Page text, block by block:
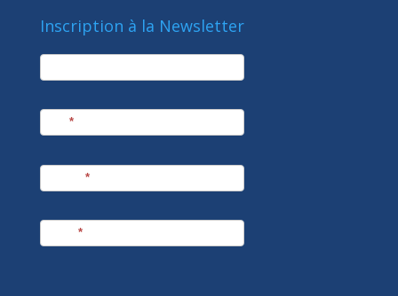
Inscription à la Newsletter
newsletter
*
*
*